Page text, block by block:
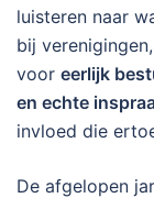
luisteren naar
bij
voor eerlijk
en echte
invloed die
De afgelopen